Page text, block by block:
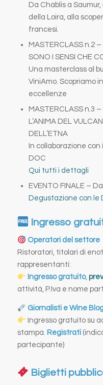
Da Chablis a
della Loira, alla
francesi.
MASTERCLASS n.2
SONO I SENSI CHE
Una masterclass al
ViniAmo. Scopriamo
eccellenze
MASTERCLASS n.3
L’ANIMA DEL
DELL’ETNA
In collaborazione con
DOC
Qui tutti i dettagli
EVENTO FINALE –
Degustazione con le
Ingresso
Operatori del settore
Ristoratori, titolari di
rappresentanti:
Ingresso gratuito,
attività, P.Iva e nome
Giornalisti e Wine
Ingresso gratuito su
stampa. Registrati
partecipante)
Biglietti